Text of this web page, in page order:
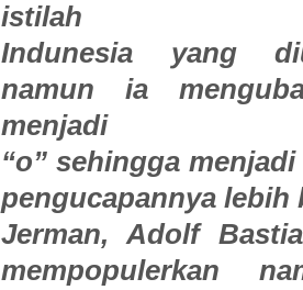
istilah
Indunesia yang
namun ia
menjadi
“o” sehingga
pengucapannya lebih
Jerman, Adolf
mempopulerkan